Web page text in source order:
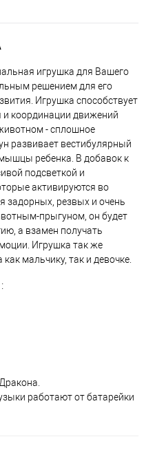
игрушка для Вашего
решением для его
Игрушка способствует
и координации движений
- сплошное
развивает вестибулярный
ребенка. В добавок к
подсветкой и
активируются во
задорных, резвых и очень
прыгуном, он будет
а взамен получать
Игрушка так же
мальчику, так и девочке.
работают от батарейки